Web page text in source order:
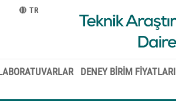
TR
DENEY BİRİM FİYATLARI